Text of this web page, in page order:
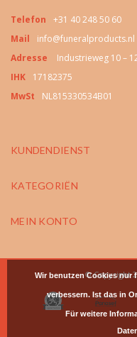
Telefon
+31 40 248 50 60
Mail
info@funeralproducts.nl
Adresse
Industrieweg 10 –
IHK
17182375
MwSt
NL815330534B01
KUNDENDIENST
KATEGORIËN
MEIN KONTO
© Copyright
Wir benutzen Cookies nur
verbessern. Ist das in
Für weitere